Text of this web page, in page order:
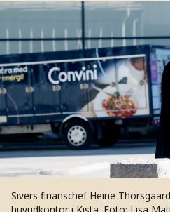
Sivers finanschef Heine